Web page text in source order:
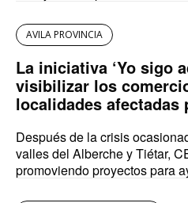
AVILA PROVINCIA
La iniciativa ‘Yo sigo
visibilizar los
localidades afectadas
Después de la crisis
valles del Alberche y Tiétar,
promoviendo proyectos para